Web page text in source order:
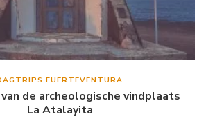
FUERTEVENTURA
de archeologische vindplaats
La Atalayita